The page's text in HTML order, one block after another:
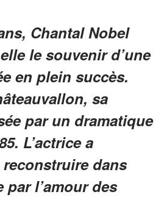
Chantal Nobel
le souvenir d’une
en plein succès.
sa
par un dramatique
L’actrice a
dans
par l’amour des